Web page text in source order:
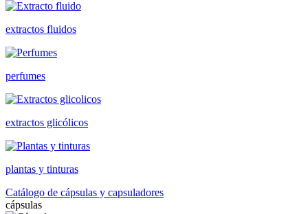
extractos fluidos
perfumes
extractos glicólicos
plantas y tinturas
Catálogo de cápsulas y capsuladores
cápsulas